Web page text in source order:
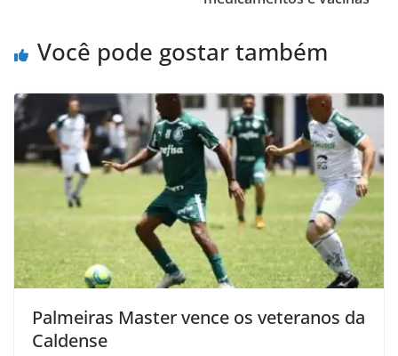
Você pode gostar também
Palmeiras Master vence os veteranos da
Caldense